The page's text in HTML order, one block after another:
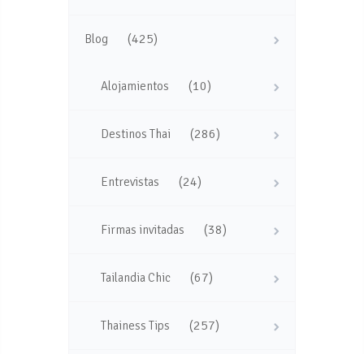
Blog (425)
Alojamientos (10)
Destinos Thai (286)
Entrevistas (24)
Firmas invitadas (38)
Tailandia Chic (67)
Thainess Tips (257)